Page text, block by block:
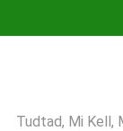
Tudtad, Mi Kell,